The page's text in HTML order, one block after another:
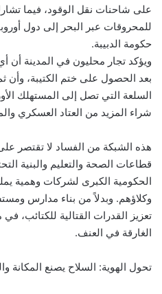
على شاحنات نقل الوقود، فيما
للمحروقات عبر البحر إلى دول
حكومة الدبيبة.
ويؤكد تجار محليون في المدينة أن أي
بعد الحصول على ختم الكتيبة، وأن
السلعة التي تصل إلى المستهلك
شراء المزيد من العتاد العسكري
هذه الشبكة من الفساد لا تقتصر
قطاعات الصحة والتعليم والبنية
الحكومية الكبرى لشركات وهمية
وكلاؤهم. وبدلاً من بناء مدارس
تعزيز القدرات القتالية للكتائب، في
الغارقة في العنف.
تحول الهوية: السلاح يصنع المكانة